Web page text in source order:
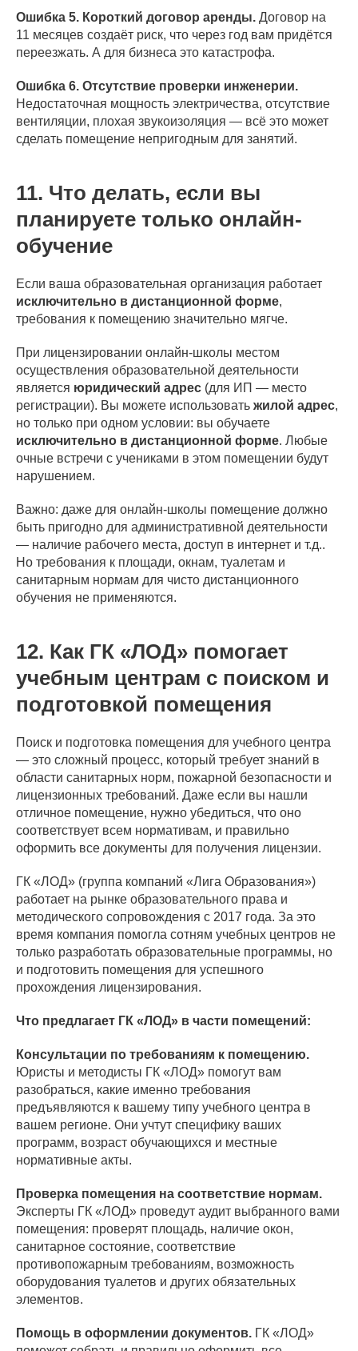
Ошибка 5. Короткий договор аренды. Договор на
11 месяцев создаёт риск, что через год вам придётся
переезжать. А для бизнеса это катастрофа.
Ошибка 6. Отсутствие проверки инженерии.
Недостаточная мощность электричества, отсутствие
вентиляции, плохая звукоизоляция — всё это может
сделать помещение непригодным для занятий.
11. Что делать, если вы
планируете только онлайн-
обучение
Если ваша образовательная организация работает
исключительно в дистанционной форме,
требования к помещению значительно мягче.
При лицензировании онлайн-школы местом
осуществления образовательной деятельности
является юридический адрес (для ИП — место
регистрации). Вы можете использовать жилой адрес,
но только при одном условии: вы обучаете
исключительно в дистанционной форме. Любые
очные встречи с учениками в этом помещении будут
нарушением.
Важно: даже для онлайн-школы помещение должно
быть пригодно для административной деятельности
— наличие рабочего места, доступ в интернет и т.д..
Но требования к площади, окнам, туалетам и
санитарным нормам для чисто дистанционного
обучения не применяются.
12. Как ГК «ЛОД» помогает
учебным центрам с поиском и
подготовкой помещения
Поиск и подготовка помещения для учебного центра
— это сложный процесс, который требует знаний в
области санитарных норм, пожарной безопасности и
лицензионных требований. Даже если вы нашли
отличное помещение, нужно убедиться, что оно
соответствует всем нормативам, и правильно
оформить все документы для получения лицензии.
ГК «ЛОД» (группа компаний «Лига Образования»)
работает на рынке образовательного права и
методического сопровождения с 2017 года. За это
время компания помогла сотням учебных центров не
только разработать образовательные программы, но
и подготовить помещения для успешного
прохождения лицензирования.
Что предлагает ГК «ЛОД» в части помещений:
Консультации по требованиям к помещению.
Юристы и методисты ГК «ЛОД» помогут вам
разобраться, какие именно требования
предъявляются к вашему типу учебного центра в
вашем регионе. Они учтут специфику ваших
программ, возраст обучающихся и местные
нормативные акты.
Проверка помещения на соответствие нормам.
Эксперты ГК «ЛОД» проведут аудит выбранного вами
помещения: проверят площадь, наличие окон,
санитарное состояние, соответствие
противопожарным требованиям, возможность
оборудования туалетов и других обязательных
элементов.
Помощь в оформлении документов. ГК «ЛОД»